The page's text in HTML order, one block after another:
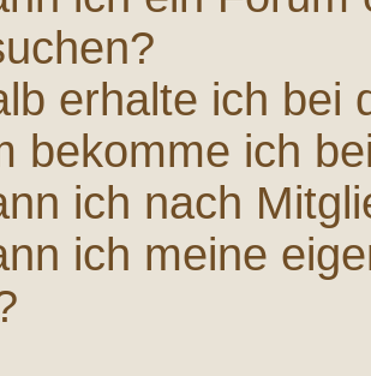
erhalte ich bei
bekomme ich
ich nach
ich meine